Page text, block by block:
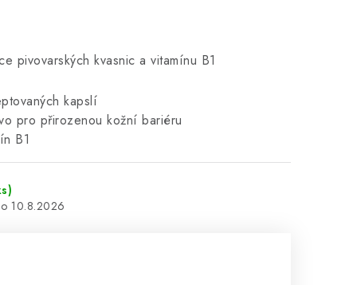
pivovarských kvasnic a vitamínu B1
kapslí
pro přirozenou kožní bariéru
B1
10.8.2026